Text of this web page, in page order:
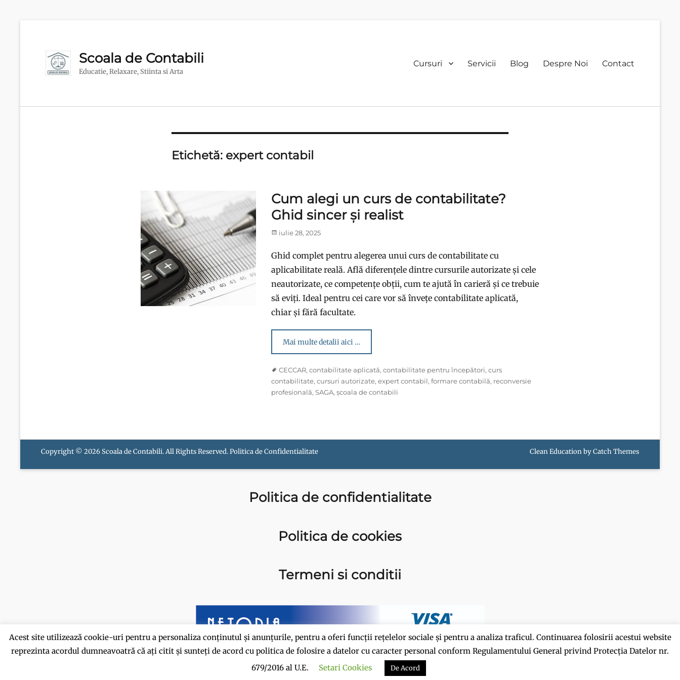
Scoala de Contabili
Educatie, Relaxare, Stiinta si Arta
Primary
Cursuri Servicii Blog Despre Noi Contact
Etichetă: expert contabil
Cum alegi un curs de contabilitate?
Ghid sincer și realist
Posted
iulie 28, 2025
Ghid complet pentru alegerea unui curs de contabilitate cu
aplicabilitate reală. Află diferențele dintre cursurile autorizate și cele
neautorizate, ce competențe obții, cum te ajută în carieră și ce trebuie
să eviți. Ideal pentru cei care vor să învețe contabilitate aplicată,
chiar și fără facultate.
Mai multe detalii aici …
TagsCECCAR,contabilitate aplicată,contabilitate pentru începători,curs
contabilitate,cursuri autorizate,expert contabil,formare contabilă, reconversie
profesională,SAGA,școala de contabili
Copyright © 2026 Scoala de Contabili. All Rights Reserved.Politica de Confidentialitate Clean Education byCatch Themes
Acest site utilizează cookie-uri pentru a personaliza conținutul și anunțurile, pentru a oferi funcții rețelelor sociale și pentru a analiza traficul. Continuarea folosirii acestui website
reprezinta acordul dumneavoatră că ați citit și sunteți de acord cu politica de folosire a datelor cu caracter personal conform Regulamentului General privind Protecția Datelor nr.
679/2016 al U.E.
Setari Cookies De Acord
Politica de confidentialitate
Politica de cookies
Termeni si conditii